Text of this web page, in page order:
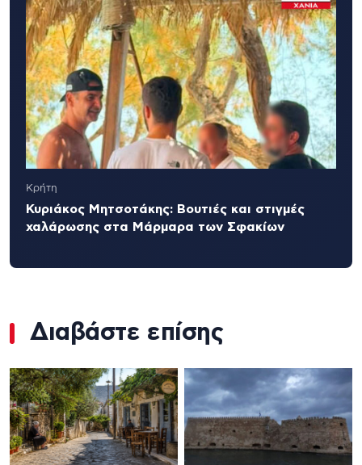
Κρήτη
Κυριάκος Μητσοτάκης: Βουτιές και στιγμές
χαλάρωσης στα Μάρμαρα των Σφακίων
Διαβάστε επίσης